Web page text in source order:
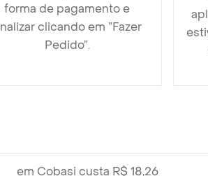
forma de pagamento e
clicando em ”Fazer
Pedido”.
em Cobasi custa R$ 18,26